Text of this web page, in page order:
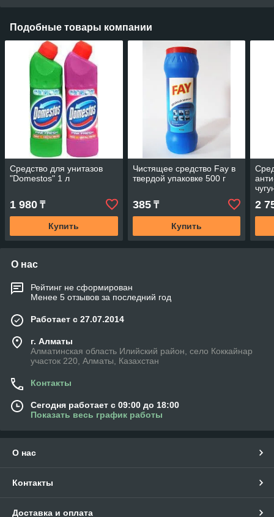
Подобные товары компании
Средство для унитазов
"Domestos" 1 л
1 980 ₸
Купить
Чистящее средство Fay в
твердой упаковке 500 г
385₸
Купить
2
О нас
Рейтинг не сформирован
Менее 5 отзывов за последний год
Работает с 27.07.2014
г. Алматы
Алматинская область Илийский район, село Коккайнар
участок 220, Алматы, Казахстан
Контакты
Сегодня работает с 09:00 до 18:00
Показать весь график работы
О нас
Контакты
Доставка и оплата